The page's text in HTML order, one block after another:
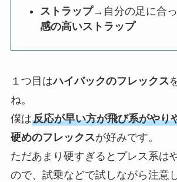
ストラップ→自分の足に合
感の高いストラップ
１つ目はハイバックのフレックス
ね。
僕は反応が早い方が飛び系がやり
硬めのフレックスが好みです。
ただあまり硬すぎるとプレス系は
ので、試乗などで試しながら注意